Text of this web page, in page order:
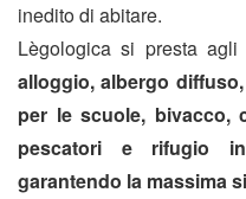
inedito di abitare.
Lègologica si presta
alloggio, albergo
per le scuole, bivacco,
pescatori e rifugio
garantendo la massima